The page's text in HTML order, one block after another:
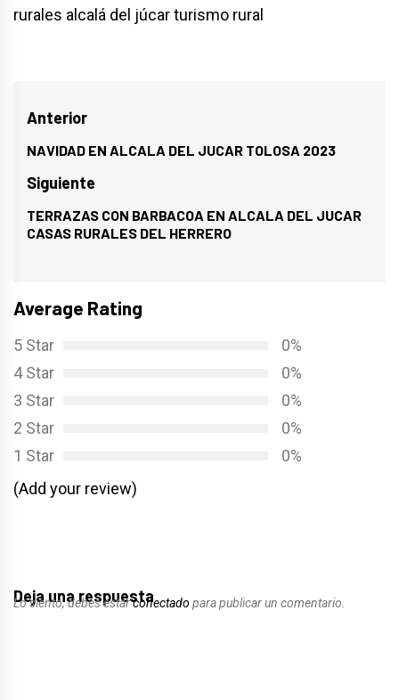
rurales alcalá del júcar turismo rural
Navegación
de
entradas
Anterior
Entrada
anterior:
NAVIDAD EN ALCALA DEL JUCAR TOLOSA 2023
Siguiente
Entrada
siguiente:
TERRAZAS CON BARBACOA EN ALCALA DEL JUCAR
CASAS RURALES DEL HERRERO
Average Rating
5 Star
0%
4 Star
0%
3 Star
0%
2 Star
0%
1 Star
0%
(Add your review)
Deja una respuesta
Lo siento, debes estarconectado para publicar un comentario.